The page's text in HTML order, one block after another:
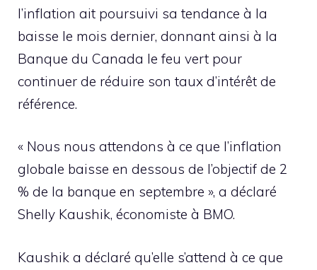
l’inflation ait poursuivi sa tendance à la
baisse le mois dernier, donnant ainsi à la
Banque du Canada le feu vert pour
continuer de réduire son taux d’intérêt de
référence.
« Nous nous attendons à ce que l’inflation
globale baisse en dessous de l’objectif de 2
% de la banque en septembre », a déclaré
Shelly Kaushik, économiste à BMO.
Kaushik a déclaré qu’elle s’attend à ce que